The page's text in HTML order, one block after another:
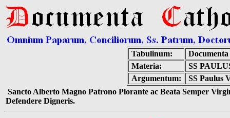
Tabulinum:
Materia:
SS
Argumentum:
SS Paulus
Sancto Alberto Magno Patrono Plorante ac Beata Semper
Defendere Digneris.